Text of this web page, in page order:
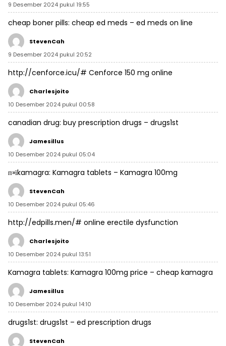
9 Desember 2024 pukul 19:55
cheap boner pills: cheap ed meds – ed meds on line
StevenCah
9 Desember 2024 pukul 20:52
http://cenforce.icu/# Cenforce 150 mg online
Charlesjoito
10 Desember 2024 pukul 00:58
canadian drug: buy prescription drugs – drugs1st
Jamesillus
10 Desember 2024 pukul 05:04
п»їkamagra: Kamagra tablets – Kamagra 100mg
StevenCah
10 Desember 2024 pukul 05:46
http://edpills.men/# online erectile dysfunction
Charlesjoito
10 Desember 2024 pukul 13:51
Kamagra tablets: Kamagra 100mg price – cheap kamagra
Jamesillus
10 Desember 2024 pukul 14:10
drugs1st: drugs1st – ed prescription drugs
StevenCah